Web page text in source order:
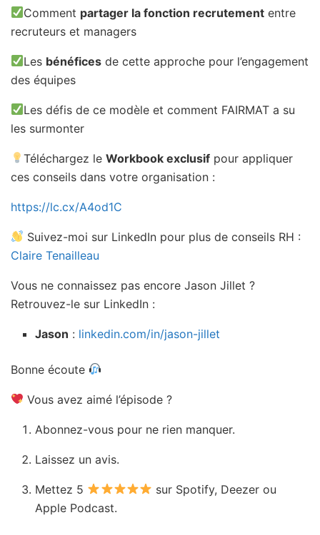
Comment partager la fonction recrutement entre
recruteurs et managers
Les bénéfices de cette approche pour l’engagement
des équipes
Les défis de ce modèle et comment FAIRMAT a su
les surmonter
Téléchargez leWorkbook exclusif pour appliquer
ces conseils dans votre organisation :
https://lc.cx/A4od1C
Suivez-moi sur LinkedIn pour plus de conseils RH :
Claire Tenailleau
Vous ne connaissez pas encore Jason Jillet ?
Retrouvez-le sur LinkedIn :
Jason : linkedin.com/in/jason-jillet
Bonne écoute
Vous avez aimé l’épisode ?
Abonnez-vous pour ne rien manquer.
Laissez un avis.
Mettez 5
sur Spotify, Deezer ou
Apple Podcast.